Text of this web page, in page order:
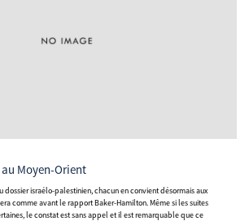
Moyen-Orient
comme avant le rapport Baker-Hamilton. Même si les suites
le constat est sans appel et il est remarquable que ce